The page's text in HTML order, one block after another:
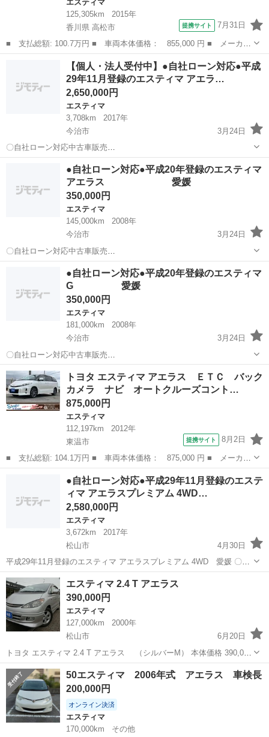
エスティマ
125,305km
2015年
香川県 高松市
提携サイト 7月31日
■ 支払総額: 100.7万円 ■ 車両本体価格： 855,000 円 ■ メーカー
名： トヨタ ■ 車種名： エスティマ ■ グレード名： アエラ
ス ＥＴＣ バックカメラ ナビ オートクルーズコントロール 両
エスティマ
【個人・法人受付中】●自社ローン対応●平成
29年11月登録のエスティマ アエラ…
2,650,000円
エスティマ
3,708km
2017年
今治市
3月24日
〇自社ローン対応中古車販売
〇 ☆どなたでもローン対応
可能☆ １、勤続年数の短い方や自営業の方 ２、パー
トをされる主婦の方や派遣社員の方 ３、自己破産等をされた...
エスティマ 車両
●自社ローン対応●平成20年登録のエスティマ
アエラス 愛媛
350,000円
エスティマ
145,000km
2008年
今治市
3月24日
〇自社ローン対応中古車販売
〇 ☆どなたでもロー
ン対応可能☆ １、勤続年数の短い方や自営業の方
２、パートをされる主婦の方や派遣社員の方 ３、自己破産等を...
エスティマ エスティマアエラス
●自社ローン対応●平成20年登録のエスティマ
G 愛媛
350,000円
エスティマ
181,000km
2008年
今治市
3月24日
〇自社ローン対応中古車販売
〇 ☆どなたでもローン対応
可能☆ １、勤続年数の短い方や自営業の方 ２、パー
トをされる主婦の方や派遣社員の方 ３、自己破産等をされた...
愛媛 今治市 エスティマ
トヨタ エスティマ アエラス ＥＴＣ バック
カメラ ナビ オートクルーズコント…
875,000円
エスティマ
112,197km
2012年
東温市
提携サイト 8月2日
■ 支払総額: 104.1万円 ■ 車両本体価格： 875,000 円 ■ メーカー
名： トヨタ ■ 車種名： エスティマ ■ グレード名： アエラ
ス ＥＴＣ バックカメラ ナビ オートクルーズコントロール 両
エスティマ
●自社ローン対応●平成29年11月登録のエステ
ィマ アエラスプレミアム 4WD…
2,580,000円
エスティマ
3,672km
2017年
松山市
4月30日
平成29年11月登録のエスティマ アエラスプレミアム 4WD 愛媛 〇自
社ローン対応中古車販売〇 ☆どなたでもローン対応可能☆
１、勤続年数の短い方や自営業の方 ２、パートをされる主婦の
方や派...
愛媛 松山市 エスティマ 車両
エスティマ 2.4 T アエラス
390,000円
エスティマ
127,000km
2000年
松山市
6月20日
トヨタ エスティマ 2.4 T アエラス （シルバーM） 本体価格 390,000
円 年式(初度登録年):2000(H12) 走行距離:12.7万km 修復歴:なし リサイ
クル料:リ済別 車検:2017(H29)...
愛媛 松山市
50エスティマ 2006年式 アエラス 車検長
200,000円
オンライン決済
エスティマ
170,000km
その他